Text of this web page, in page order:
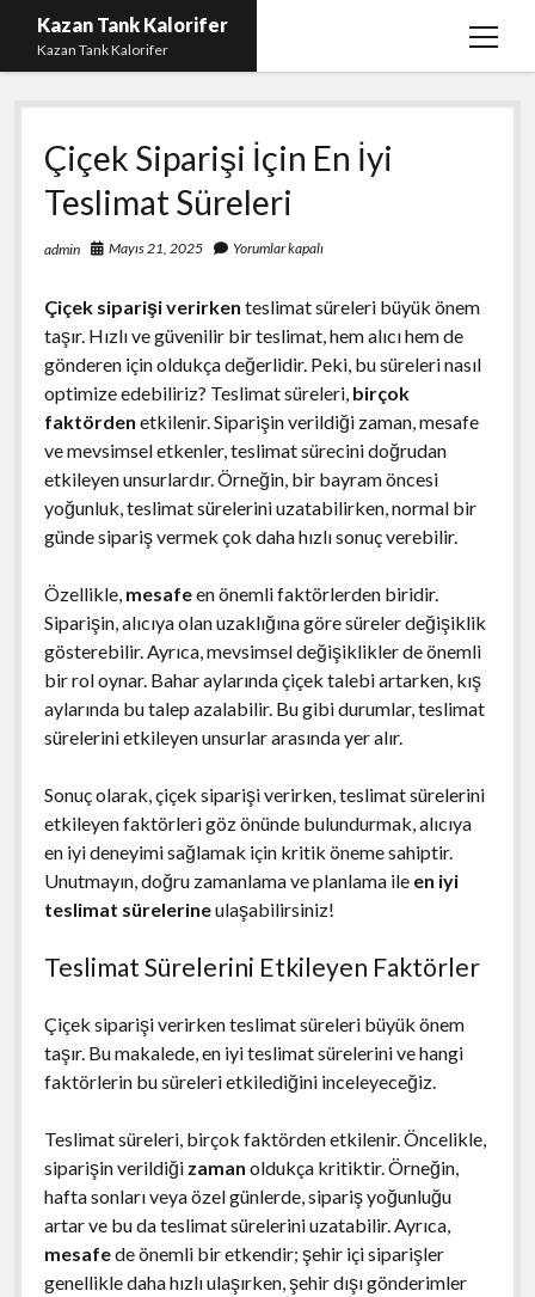
Kazan Tank Kalorifer
Kazan Tank Kalorifer
menüyü
Igtv Beğeni Çoğaltma
Liste
Sayfa Listesi
Spotify Dinlenme Yükseltme Hilesi
Twitter Gizli Hesap Yorumları
Çiçek Siparişi İçin En İyi
Teslimat Süreleri
admin Mayıs 21, 2025 Yorumlar kapalı
Çiçek siparişi verirken teslimat süreleri büyük önem
taşır. Hızlı ve güvenilir bir teslimat, hem alıcı hem de
gönderen için oldukça değerlidir. Peki, bu süreleri nasıl
optimize edebiliriz? Teslimat süreleri, birçok
faktörden etkilenir. Siparişin verildiği zaman, mesafe
ve mevsimsel etkenler, teslimat sürecini doğrudan
etkileyen unsurlardır. Örneğin, bir bayram öncesi
yoğunluk, teslimat sürelerini uzatabilirken, normal bir
günde sipariş vermek çok daha hızlı sonuç verebilir.
Özellikle, mesafeen önemli faktörlerden biridir.
Siparişin, alıcıya olan uzaklığına göre süreler değişiklik
gösterebilir. Ayrıca, mevsimsel değişiklikler de önemli
bir rol oynar. Bahar aylarında çiçek talebi artarken, kış
aylarında bu talep azalabilir. Bu gibi durumlar, teslimat
sürelerini etkileyen unsurlar arasında yer alır.
Sonuç olarak, çiçek siparişi verirken, teslimat sürelerini
etkileyen faktörleri göz önünde bulundurmak, alıcıya
en iyi deneyimi sağlamak için kritik öneme sahiptir.
Unutmayın, doğru zamanlama ve planlama ile en iyi
teslimat sürelerineulaşabilirsiniz!
Teslimat Sürelerini Etkileyen Faktörler
Çiçek siparişi verirken teslimat süreleri büyük önem
taşır. Bu makalede, en iyi teslimat sürelerini ve hangi
faktörlerin bu süreleri etkilediğini inceleyeceğiz.
Teslimat süreleri, birçok faktörden etkilenir. Öncelikle,
siparişin verildiği zaman oldukça kritiktir. Örneğin,
hafta sonları veya özel günlerde, sipariş yoğunluğu
artar ve bu da teslimat sürelerini uzatabilir. Ayrıca,
mesafede önemli bir etkendir; şehir içi siparişler
genellikle daha hızlı ulaşırken, şehir dışı gönderimler